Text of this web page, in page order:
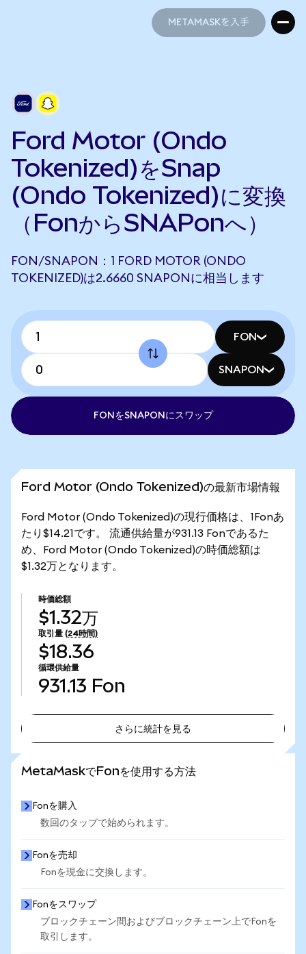
METAMASKを入手
Ford Motor (Ondo
Tokenized)をSnap
(Ondo Tokenized)に変換
（FonからSNAPonへ）
FON/SNAPON：1 FORD MOTOR (ONDO
TOKENIZED)は2.6660 SNAPONに相当します
FON
SNAPON
FONをSNAPONにスワップ
Ford Motor (Ondo Tokenized)の最新市場情報
Ford Motor (Ondo Tokenized)の現行価格は、1Fonあ
たり$14.21です。 流通供給量が931.13 Fonであるた
め、Ford Motor (Ondo Tokenized)の時価総額は
$1.32万となります。
時価総額
$1.32万
取引量 (24時間)
$18.36
循環供給量
931.13 Fon
さらに統計を見る
MetaMaskでFonを使用する方法
Fonを購入
数回のタップで始められます。
Fonを売却
Fonを現金に交換します。
Fonをスワップ
ブロックチェーン間およびブロックチェーン上でFonを
取引します。